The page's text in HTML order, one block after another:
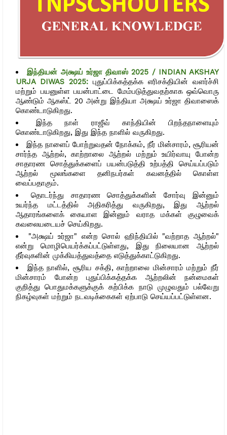
இந்தியன் அக்ஷய் உர்ஜா திவாஸ் 2025 / INDIAN AKSHAY
URJA DIWAS 2025: புதுப்பிக்கத்தக்க எரிசக்தியின் வளர்ச்சி
மற்றும் பயனுள்ள பயன்பாட்டை மேம்படுத்துவதற்காக ஒவ்வொரு
ஆண்டும் ஆகஸ்ட் 20 அன்று இந்தியா அக்ஷய் உர்ஜா திவாஸைக்
கொண்டாடுகிறது.
இந்த நாள் ராஜீவ் காந்தியின் பிறந்தநாளையும்
கொண்டாடுகிறது, இது இந்த நாளில் வருகிறது.
இந்த நாளைப் போற்றுவதன் நோக்கம், நீர் மின்சாரம், சூரியன்
சார்ந்த ஆற்றல், காற்றாலை ஆற்றல் மற்றும் உயிர்வாயு போன்ற
சாதாரண சொத்துக்களைப் பயன்படுத்தி உற்பத்தி செய்யப்படும்
ஆற்றல் மூலங்களை தனிநபர்கள் கவனத்தில் கொள்ள
வைப்பதாகும்.
தொடர்ந்து சாதாரண சொத்துக்களின் சோர்வு இன்னும்
உயர்ந்த மட்டத்தில் அதிகரித்து வருகிறது, இது ஆற்றல்
ஆதாரங்களைக் கையாள இன்னும் வராத மக்கள் குழுவைக்
கவலையடையச் செய்கிறது.
"அக்ஷய் உர்ஜா" என்ற சொல் ஹிந்தியில் "வற்றாத ஆற்றல்"
என்று மொழிபெயர்க்கப்பட்டுள்ளது, இது நிலையான ஆற்றல்
தீர்வுகளின் முக்கியத்துவத்தை எடுத்துக்காட்டுகிறது.
இந்த நாளில், சூரிய சக்தி, காற்றாலை மின்சாரம் மற்றும் நீர்
மின்சாரம் போன்ற புதுப்பிக்கத்தக்க ஆற்றலின் நன்மைகள்
குறித்து பொதுமக்களுக்குக் கற்பிக்க நாடு முழுவதும் பல்வேறு
நிகழ்வுகள் மற்றும் நடவடிக்கைகள் ஏற்பாடு செய்யப்பட்டுள்ளன.